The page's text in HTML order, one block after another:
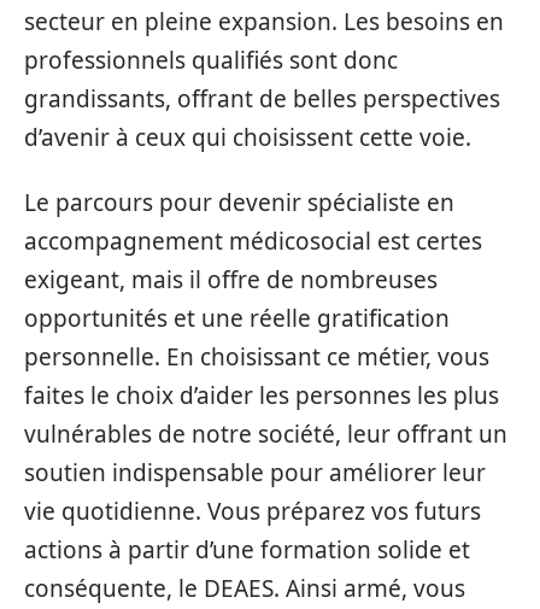
secteur en pleine expansion. Les besoins en
professionnels qualifiés sont donc
grandissants, offrant de belles perspectives
d’avenir à ceux qui choisissent cette voie.
Le parcours pour devenir spécialiste en
accompagnement médicosocial est certes
exigeant, mais il offre de nombreuses
opportunités et une réelle gratification
personnelle. En choisissant ce métier, vous
faites le choix d’aider les personnes les plus
vulnérables de notre société, leur offrant un
soutien indispensable pour améliorer leur
vie quotidienne. Vous préparez vos futurs
actions à partir d’une formation solide et
conséquente, le DEAES. Ainsi armé, vous